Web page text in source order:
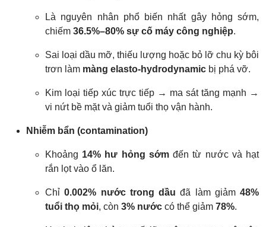
Là nguyên nhân phổ biến nhất gây hỏng sớm,
chiếm 36.5%–80% sự cố máy công nghiệp.
Sai loại dầu mỡ, thiếu lượng hoặc bỏ lỡ chu kỳ bôi
trơn làm màng elasto-hydrodynamic bị phá vỡ.
Kim loại tiếp xúc trực tiếp → ma sát tăng mạnh →
vi nứt bề mặt và giảm tuổi thọ vận hành.
Nhiễm bẩn (contamination)
Khoảng 14% hư hỏng sớmđến từ nước và hạt
rắn lọt vào ổ lăn.
Chỉ0.002% nước trong dầu đã làm giảm 48%
tuổi thọ mỏi, còn 3% nước có thể giảm 78%.